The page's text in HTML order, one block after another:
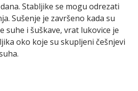
Stabljike se mogu odrezati
Sušenje je završeno kada su
suhe i šuškave, vrat lukovice je
oko koje su skupljeni češnjevi